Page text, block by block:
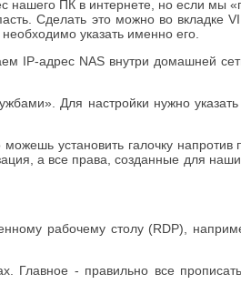
ПК в интернете, но если мы
Сделать это можно во вкладке
указать именно его.
IP-адрес NAS внутри домашней
Для настройки нужно
установить галочку
а все права, созданные для
рабочему столу (RDP),
- правильно все